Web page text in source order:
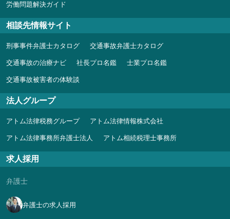
労働問題解決ガイド
相談先情報サイト
刑事事件弁護士カタログ 交通事故弁護士カタログ
交通事故の治療ナビ 社長プロ名鑑 士業プロ名鑑
交通事故被害者の体験談
法人グループ
アトム法律税務グループ アトム法律情報株式会社
アトム法律事務所弁護士法人 アトム相続税理士事務所
求人採用
弁護士
弁護士の求人採用